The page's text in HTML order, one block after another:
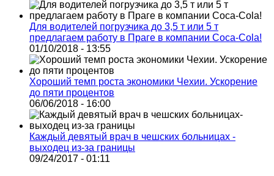
Для водителей погрузчика до 3,5 т или 5 т
предлагаем работу в Праге в компании Coca-Cola!
01/10/2018 - 13:55
Хороший темп роста экономики Чехии. Ускорение
до пяти процентов
06/06/2018 - 16:00
Каждый девятый врач в чешских больницах -
выходец из-за границы
09/24/2017 - 01:11